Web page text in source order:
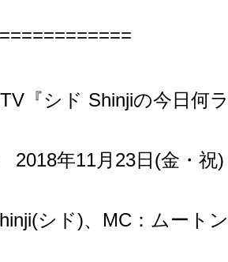
『シド Shinjiの今日何
2018年11月23日(金・
シド)、MC：ムート